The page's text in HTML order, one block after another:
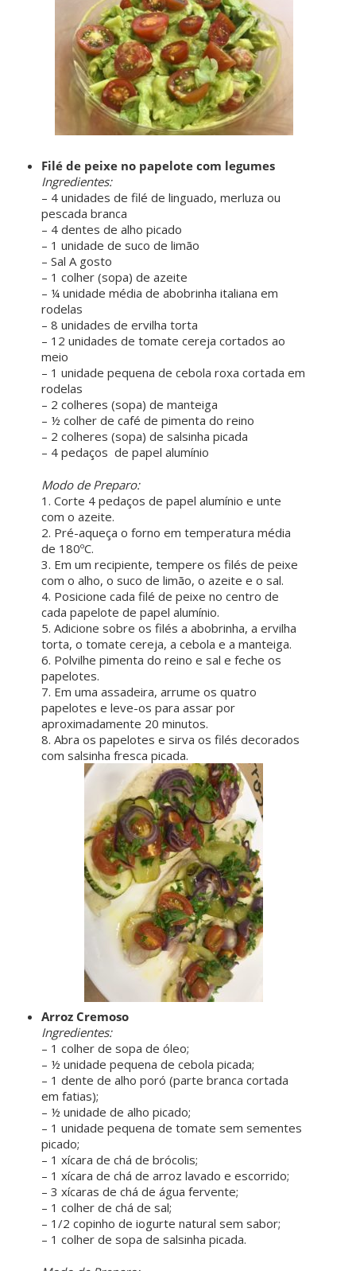
Filé de peixe no papelote com legumes
Ingredientes:
– 4 unidades de filé de linguado, merluza ou
pescada branca
– 4 dentes de alho picado
– 1 unidade de suco de limão
– Sal A gosto
– 1 colher (sopa) de azeite
– ¼ unidade média de abobrinha italiana em
rodelas
– 8 unidades de ervilha torta
– 12 unidades de tomate cereja cortados ao
meio
– 1 unidade pequena de cebola roxa cortada em
rodelas
– 2 colheres (sopa) de manteiga
– ½ colher de café de pimenta do reino
– 2 colheres (sopa) de salsinha picada
– 4 pedaços de papel alumínio
Modo de Preparo:
1. Corte 4 pedaços de papel alumínio e unte
com o azeite.
2. Pré-aqueça o forno em temperatura média
de 180ºC.
3. Em um recipiente, tempere os filés de peixe
com o alho, o suco de limão, o azeite e o sal.
4. Posicione cada filé de peixe no centro de
cada papelote de papel alumínio.
5. Adicione sobre os filés a abobrinha, a ervilha
torta, o tomate cereja, a cebola e a manteiga.
6. Polvilhe pimenta do reino e sal e feche os
papelotes.
7. Em uma assadeira, arrume os quatro
papelotes e leve-os para assar por
aproximadamente 20 minutos.
8. Abra os papelotes e sirva os filés decorados
com salsinha fresca picada.
Arroz Cremoso
Ingredientes:
– 1 colher de sopa de óleo;
– ½ unidade pequena de cebola picada;
– 1 dente de alho poró (parte branca cortada
em fatias);
– ½ unidade de alho picado;
– 1 unidade pequena de tomate sem sementes
picado;
– 1 xícara de chá de brócolis;
– 1 xícara de chá de arroz lavado e escorrido;
– 3 xícaras de chá de água fervente;
– 1 colher de chá de sal;
– 1/2 copinho de iogurte natural sem sabor;
– 1 colher de sopa de salsinha picada.